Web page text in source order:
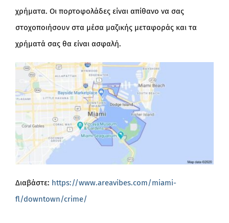
χρήματα. Οι πορτοφολάδες είναι απίθανο να σας
στοχοποιήσουν στα μέσα μαζικής μεταφοράς και τα
χρήματά σας θα είναι ασφαλή.
Διαβάστε: https://www.areavibes.com/miami-
fl/downtown/crime/